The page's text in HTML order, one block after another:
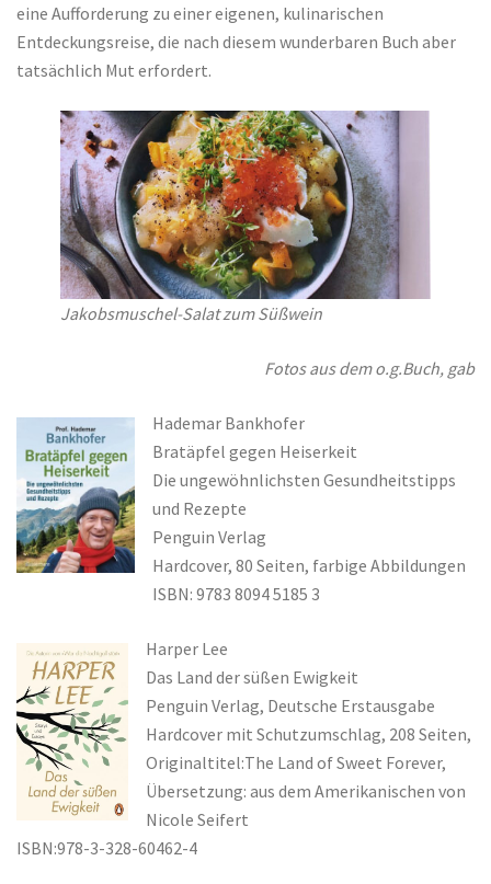
eine Aufforderung zu einer eigenen, kulinarischen
Entdeckungsreise, die nach diesem wunderbaren Buch aber
tatsächlich Mut erfordert.
Jakobsmuschel-Salat zum Süßwein
Fotos aus dem o.g.Buch, gab
Hademar Bankhofer
Bratäpfel gegen Heiserkeit
Die ungewöhnlichsten Gesundheitstipps
und Rezepte
Penguin Verlag
Hardcover, 80 Seiten, farbige Abbildungen
ISBN: 9783 8094 5185 3
Harper Lee
Das Land der süßen Ewigkeit
Penguin Verlag, Deutsche Erstausgabe
Hardcover mit Schutzumschlag, 208 Seiten,
Originaltitel:The Land of Sweet Forever,
Übersetzung: aus dem Amerikanischen von
Nicole Seifert
ISBN:978-3-328-60462-4